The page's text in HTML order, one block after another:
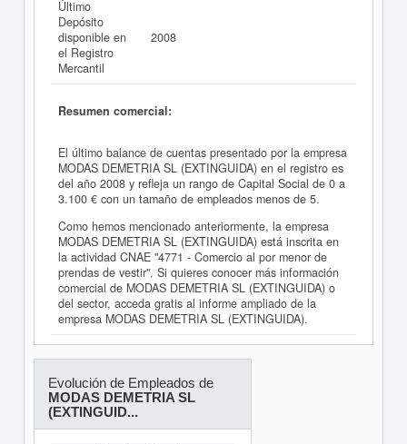
Último
Depósito
disponible en
el Registro
Mercantil
2008
Resumen comercial:
El último balance de cuentas presentado por la empresa
MODAS DEMETRIA SL (EXTINGUIDA) en el registro es
del año 2008 y refleja un rango de Capital Social de 0 a
3.100 € con un tamaño de empleados menos de 5.
Como hemos mencionado anteriormente, la empresa
MODAS DEMETRIA SL (EXTINGUIDA) está inscrita en
la actividad CNAE "4771 - Comercio al por menor de
prendas de vestir". Si quieres conocer más información
comercial de MODAS DEMETRIA SL (EXTINGUIDA) o
del sector, acceda gratis al informe ampliado de la
empresa MODAS DEMETRIA SL (EXTINGUIDA).
Evolución de Empleados de
MODAS DEMETRIA SL
(EXTINGUID...